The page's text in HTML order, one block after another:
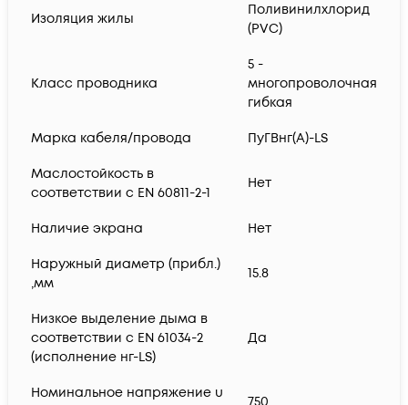
Изоляция жилы
Поливинилхлорид
(PVC)
Класс проводника
5 -
многопроволочная
гибкая
Марка кабеля/провода ПуГВнг(А)-LS
Маслостойкость в
соответствии с EN 60811-2-1
Нет
Наличие экрана Нет
Наружный диаметр (прибл.)
,мм
15.8
Низкое выделение дыма в
соответствии с EN 61034-2
(исполнение нг-LS)
Да
Номинальное напряжение u